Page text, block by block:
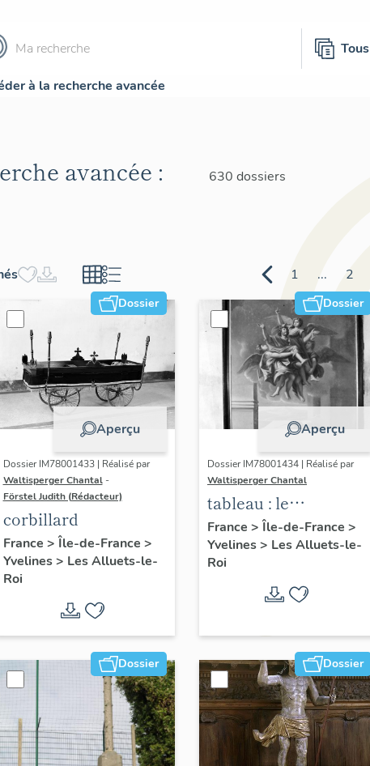
Tous
à la recherche avancée
avancée : 630 dossiers
1 ... 2
Dossier
Aperçu
Dossier IM78001433 | Réalisé par
Waltisperger Chantal -
Förstel Judith (Rédacteur)
corbillard
France > Île-de-France >
Yvelines> Les Alluets-le-
Roi
Dossier
Aperçu
Dossier IM78001434 | Réalisé par
Waltisperger Chantal
tableau : le
ravissement de saint
Paul
France > Île-de-France >
Yvelines> Les Alluets-le-
Roi
Dossier Dossier